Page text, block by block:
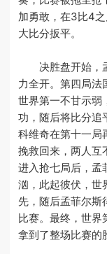
加勇敢，在3比4
大比分扳平。
决胜盘开始，孟
力全开。第四局法
世界第一不甘示弱
功，随后将比分追
科维奇在第十一局
挽救回来，两人互
进入抢七局后，孟
汹，此起彼伏，世
先，随后孟菲尔斯
比赛。最终，世界
拿到了整场比赛的